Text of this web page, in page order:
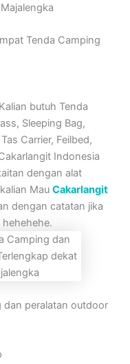
Tenda Camping
butuh Tenda
Sleeping Bag,
Carrier, Feilbed,
Indonesia
dengan alat
Mau Cakarlangit
dengan catatan jika
dan peralatan outdoor